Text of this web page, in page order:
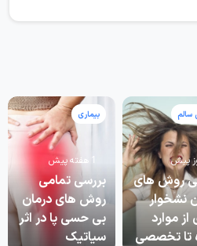
سالم
روش های
نشخوار
موارد
تا تخصصی
بیماری
بررسی تمامی
روش های درمان
بی حسی پا در اثر
سیاتیک
1 هفته پیش